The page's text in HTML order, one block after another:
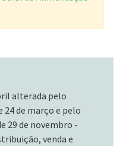
alterada pelo
24 de março e pelo
29 de novembro -
venda e